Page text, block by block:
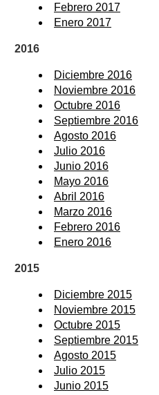
Febrero 2017
Enero 2017
2016
Diciembre 2016
Noviembre 2016
Octubre 2016
Septiembre 2016
Agosto 2016
Julio 2016
Junio 2016
Mayo 2016
Abril 2016
Marzo 2016
Febrero 2016
Enero 2016
2015
Diciembre 2015
Noviembre 2015
Octubre 2015
Septiembre 2015
Agosto 2015
Julio 2015
Junio 2015